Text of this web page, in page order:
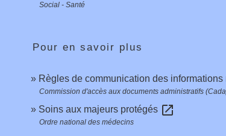
Social - Santé
Pour en savoir plus
Règles de communication des
Commission d'accès aux documents administratifs
Soins aux majeurs protégés open_in_new
Ordre national des médecins